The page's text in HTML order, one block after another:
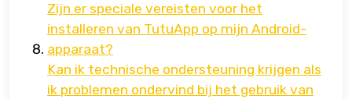
Zijn er speciale vereisten voor het
installeren van TutuApp op mijn Android-
apparaat?
Kan ik technische ondersteuning krijgen als
ik problemen ondervind bij het gebruik van